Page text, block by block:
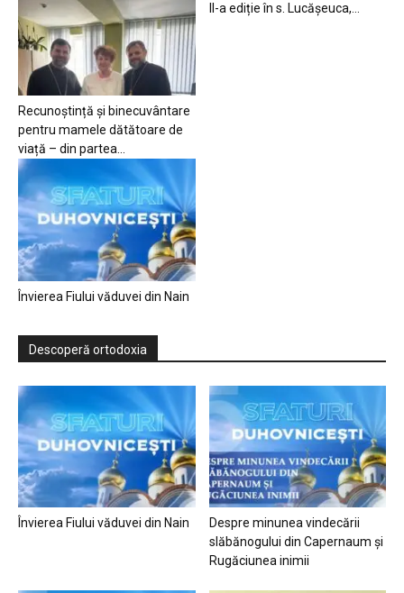
Recunoștință și binecuvântare
pentru mamele dătătoare de
viață – din partea...
II-a ediție în s. Lucășeuca,...
Învierea Fiului văduvei din Nain
Descoperă ortodoxia
Învierea Fiului văduvei din Nain
Despre minunea vindecării
slăbănogului din Capernaum și
Rugăciunea inimii